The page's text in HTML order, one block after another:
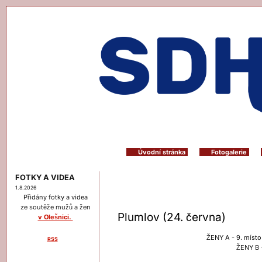
Úvodní stránka Fotogalerie
FOTKY A VIDEA
1.8.2026
Přidány fotky a videa
ze soutěže mužů a žen
v Olešnici.
RSS
Plumlov (24. června)
ŽENY A - 9.
ŽENY B